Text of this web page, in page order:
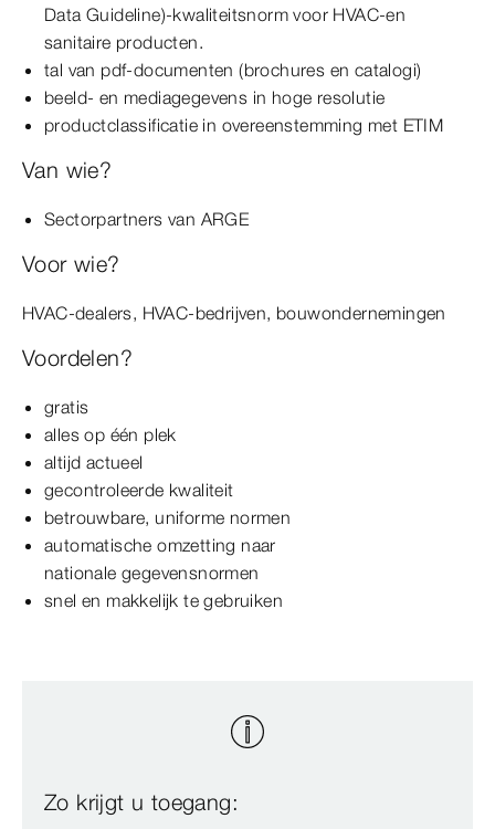
Data Guideline)-kwaliteitsnorm voor HVAC-en
sanitaire producten.
tal van pdf-documenten (brochures en catalogi)
beeld- en mediagegevens in hoge resolutie
productclassificatie in overeenstemming met ETIM
Van wie?
Sectorpartners van ARGE
Voor wie?
HVAC-dealers, HVAC-bedrijven, bouwondernemingen
Voordelen?
gratis
alles op één plek
altijd actueel
gecontroleerde kwaliteit
betrouwbare, uniforme normen
automatische omzetting naar
nationalegegevensnormen
snel en makkelijk te gebruiken
Zo krijgt u toegang: